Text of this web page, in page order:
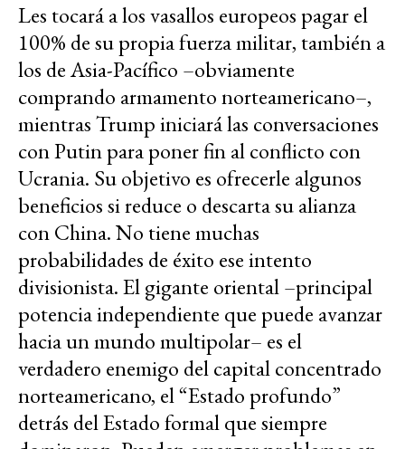
Les tocará a los vasallos europeos pagar el
100% de su propia fuerza militar, también a
los de Asia-Pacífico –obviamente
comprando armamento norteamericano–,
mientras Trump iniciará las conversaciones
con Putin para poner fin al conflicto con
Ucrania. Su objetivo es ofrecerle algunos
beneficios si reduce o descarta su alianza
con China. No tiene muchas
probabilidades de éxito ese intento
divisionista. El gigante oriental –principal
potencia independiente que puede avanzar
hacia un mundo multipolar– es el
verdadero enemigo del capital concentrado
norteamericano, el “Estado profundo”
detrás del Estado formal que siempre